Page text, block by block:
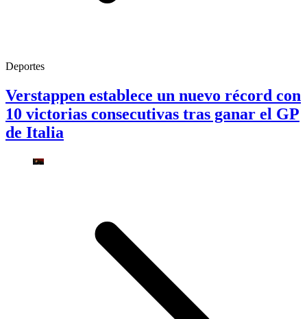
Deportes
Verstappen establece un nuevo récord con
10 victorias consecutivas tras ganar el GP
de Italia